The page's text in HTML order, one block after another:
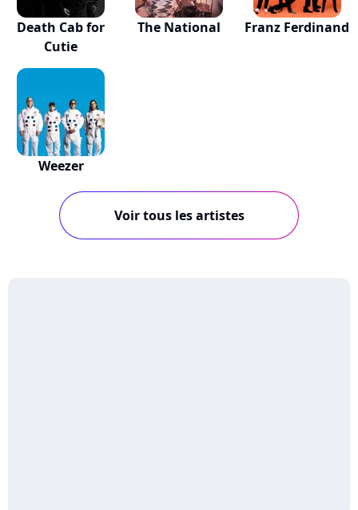
Death Cab for
Cutie
The National Franz Ferdinand
Weezer
Voir tous les artistes